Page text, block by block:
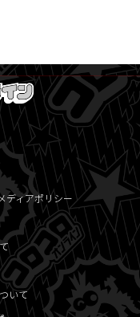
ディアポリシー
いて